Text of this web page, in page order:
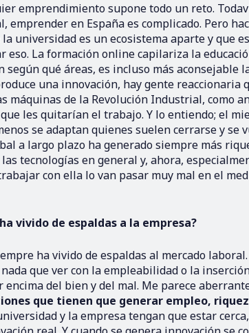
emprendimiento supone todo un reto.
emprender en España es complicado. Pero
la universidad es un ecosistema aparte y que
eso. La formación online capilariza la
según qué áreas, es incluso más aconsejable
una innovación, hay gente reaccionaria
máquinas de la Revolución Industrial, como
les quitarían el trabajo. Y lo entiendo; el
se adaptan quienes suelen cerrarse y
a largo plazo ha generado siempre más
tecnologías en general y, ahora,
con ella lo van pasar muy mal en el
vivido de espaldas a la empresa?
ha vivido de espaldas al mercado
que ver con la empleabilidad o la
del bien y del mal. Me parece
que tienen que generar empleo,
y la empresa tengan que estar